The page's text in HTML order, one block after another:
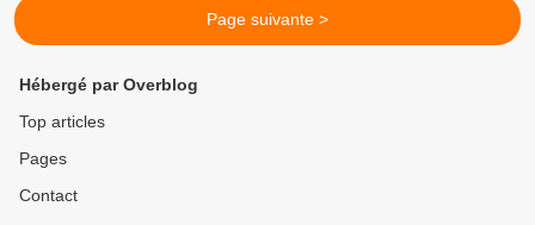
Page suivante >
Hébergé par Overblog
Top articles
Pages
Contact